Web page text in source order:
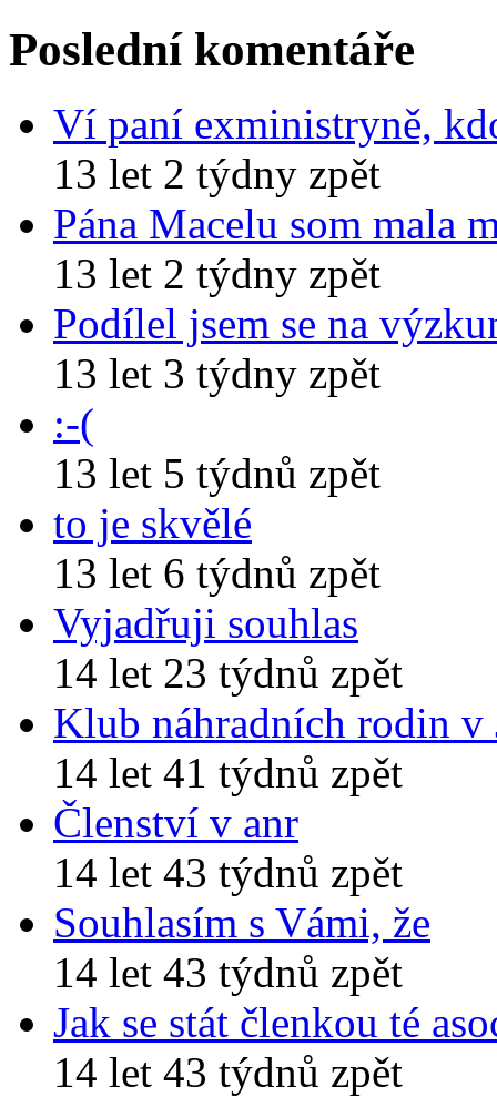
Poslední komentáře
Ví paní exministryně,
13 let 2 týdny zpět
Pána Macelu som mala
13 let 2 týdny zpět
Podílel jsem se na
13 let 3 týdny zpět
:-(
13 let 5 týdnů zpět
to je skvělé
13 let 6 týdnů zpět
Vyjadřuji souhlas
14 let 23 týdnů zpět
Klub náhradních rodin v
14 let 41 týdnů zpět
Členství v anr
14 let 43 týdnů zpět
Souhlasím s Vámi, že
14 let 43 týdnů zpět
Jak se stát členkou té
14 let 43 týdnů zpět